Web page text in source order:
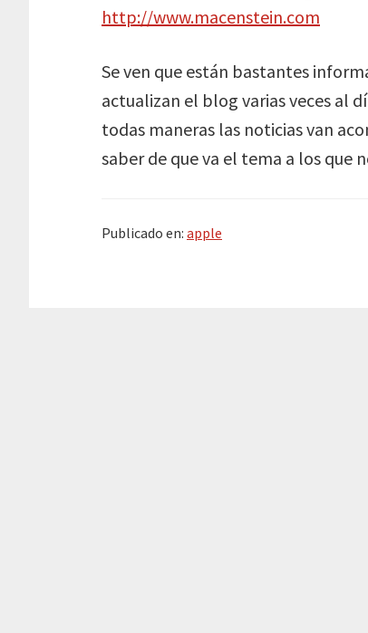
http://www.macenstein.com
Se ven que están bastantes
actualizan el blog varias veces al
todas maneras las noticias van
saber de que va el tema a los que
Publicado en: apple